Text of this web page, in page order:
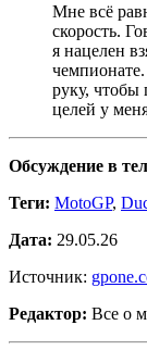
Мне всё
скорость.
я нацелен
руку, чтобы
целей у
Обсуждение в
Теги: MotoGP,
Дата: 29.05.26
Источник:
Редактор: Все о